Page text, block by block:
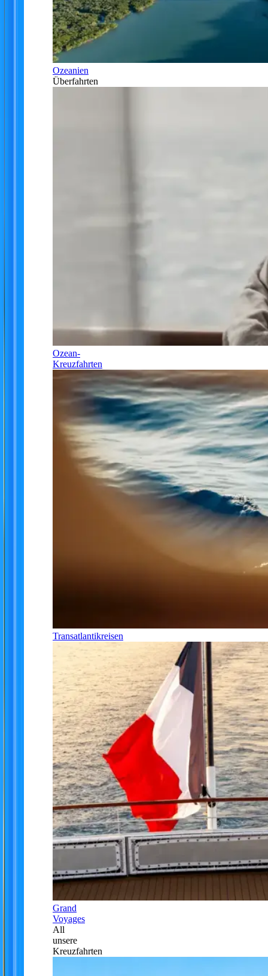
Ozeanien
Überfahrten
Ozean-
Kreuzfahrten
Transatlantikreisen
Grand
Voyages
All
unsere
Kreuzfahrten